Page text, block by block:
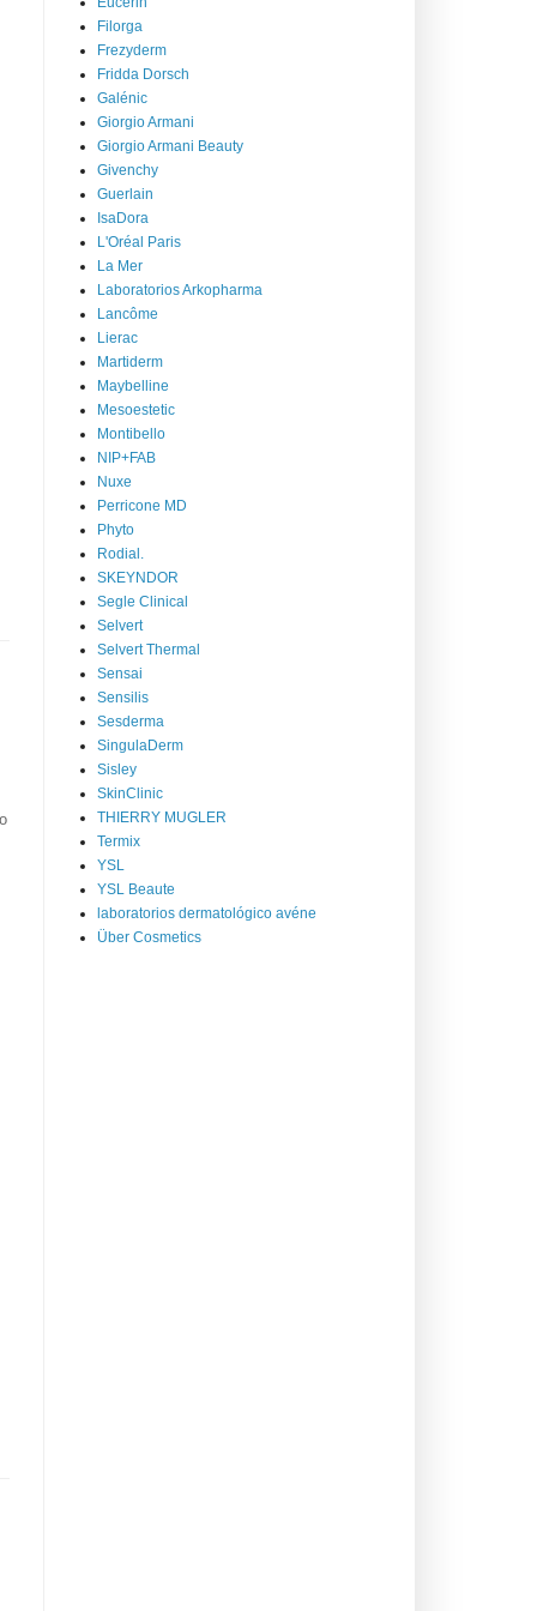
Filorga
Frezyderm
Fridda Dorsch
Galénic
Giorgio Armani
Giorgio Armani Beauty
Givenchy
Guerlain
IsaDora
L'Oréal Paris
La Mer
Laboratorios Arkopharma
Lancôme
Lierac
Martiderm
Maybelline
Mesoestetic
Montibello
NIP+FAB
Nuxe
Perricone MD
Phyto
Rodial.
SKEYNDOR
Segle Clinical
Selvert
Selvert Thermal
Sensai
Sensilis
Sesderma
SingulaDerm
Sisley
SkinClinic
THIERRY MUGLER
Termix
YSL
YSL Beaute
laboratorios dermatológico avéne
Über Cosmetics